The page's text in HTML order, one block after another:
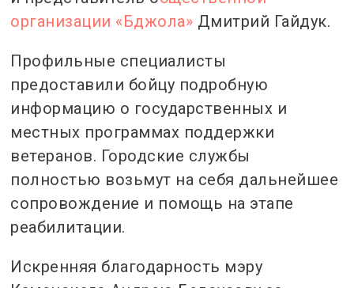
организации «Бджола» Дмитрий Гайдук.
Профильные специалисты
предоставили бойцу подробную
информацию о государственных и
местных программах поддержки
ветеранов. Городские службы
полностью возьмут на себя дальнейшее
сопровождение и помощь на этапе
реабилитации.
Искренняя благодарность мэру